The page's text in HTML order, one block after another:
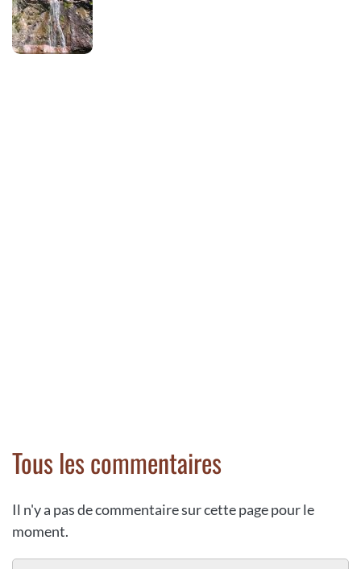
Tous les commentaires
Il n'y a pas de commentaire sur cette page pour le
moment.